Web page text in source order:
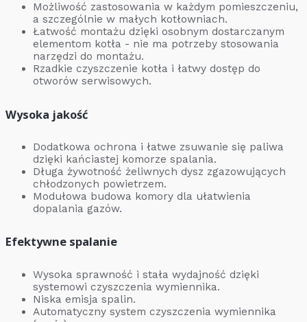
Możliwość zastosowania w każdym pomieszczeniu,
a szczególnie w małych kotłowniach.
Łatwość montażu dzięki osobnym dostarczanym
elementom kotła - nie ma potrzeby stosowania
narzędzi do montażu.
Rzadkie czyszczenie kotła i łatwy dostęp do
otworów serwisowych.
Wysoka jakość
Dodatkowa ochrona i łatwe zsuwanie się paliwa
dzięki kańciastej komorze spalania.
Długa żywotność żeliwnych dysz zgazowujących
chłodzonych powietrzem.
Modułowa budowa komory dla ułatwienia
dopalania gazów.
Efektywne spalanie
Wysoka sprawność i stała wydajność dzięki
systemowi czyszczenia wymiennika.
Niska emisja spalin.
Automatyczny system czyszczenia wymiennika